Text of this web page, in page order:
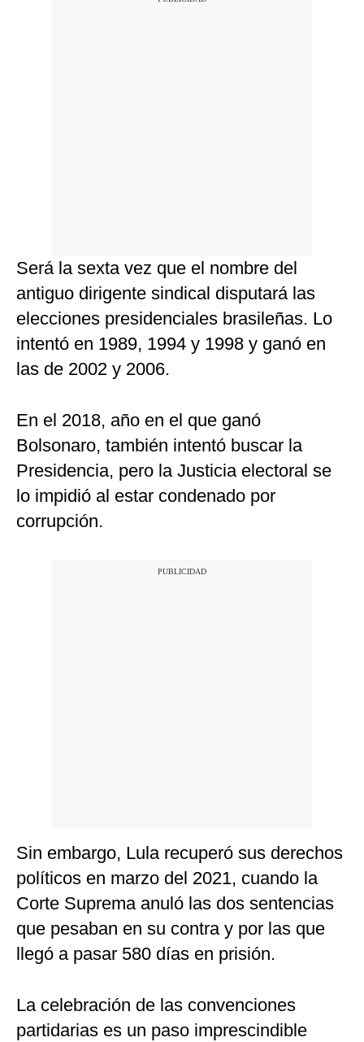
Será la sexta vez que el nombre del
antiguo dirigente sindical disputará las
elecciones presidenciales brasileñas. Lo
intentó en 1989, 1994 y 1998 y ganó en
las de 2002 y 2006.
En el 2018, año en el que ganó
Bolsonaro, también intentó buscar la
Presidencia, pero la Justicia electoral se
lo impidió al estar condenado por
corrupción.
Sin embargo, Lula recuperó sus derechos
políticos en marzo del 2021, cuando la
Corte Suprema anuló las dos sentencias
que pesaban en su contra y por las que
llegó a pasar 580 días en prisión.
La celebración de las convenciones
partidarias es un paso imprescindible